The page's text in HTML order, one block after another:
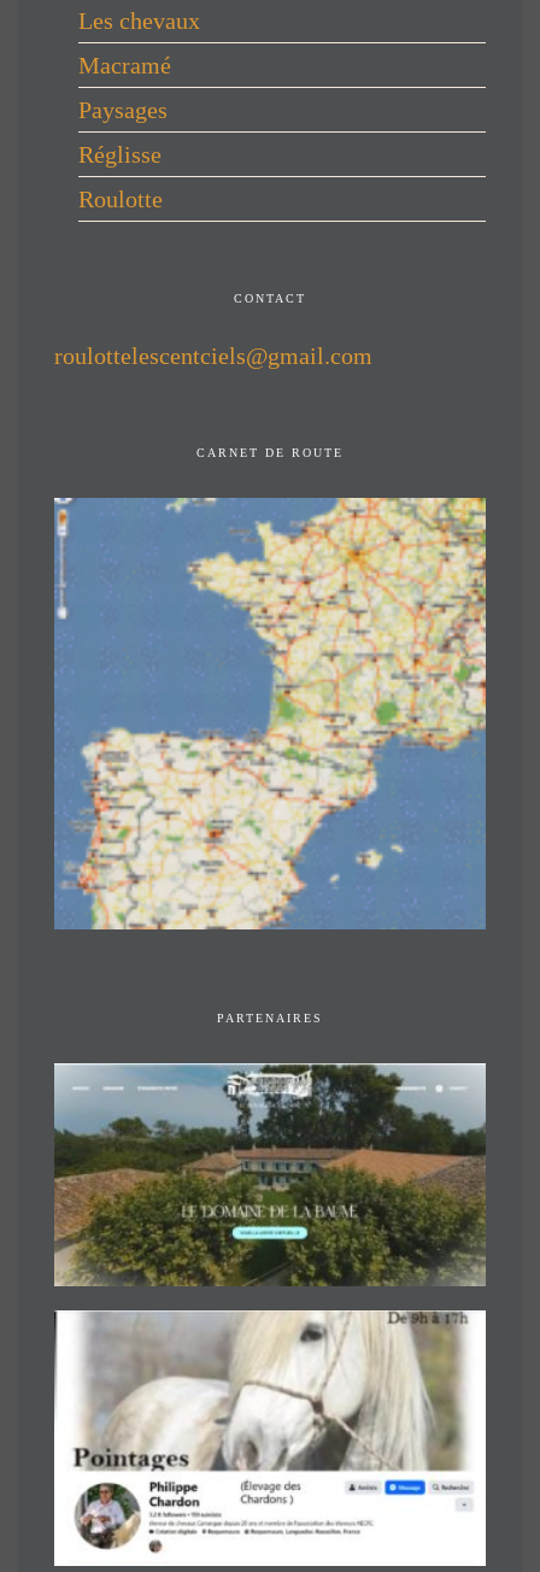
Les chevaux
Macramé
Paysages
Réglisse
Roulotte
CONTACT
roulottelescentciels@gmail.com
CARNET DE ROUTE
PARTENAIRES